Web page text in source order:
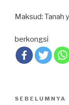
Maksud: Tanah
berkongsi
Post
Previous
SEBELUMNYA